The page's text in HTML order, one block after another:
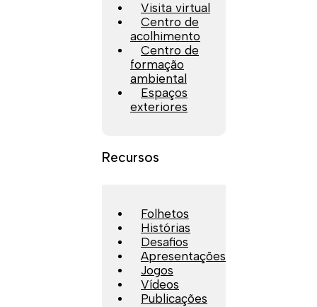
Visita virtual
Centro de
acolhimento
Centro de
formação
ambiental
Espaços
exteriores
Recursos
Folhetos
Histórias
Desafios
Apresentações
Jogos
Vídeos
Publicações